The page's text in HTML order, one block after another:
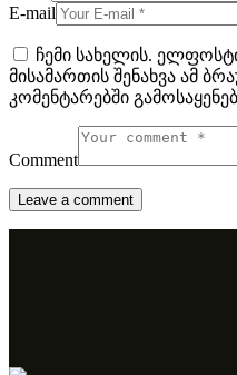
E-mail
ჩემი სახელის.
მისამართის შენახვა ამ
კომენტარებში
Comment